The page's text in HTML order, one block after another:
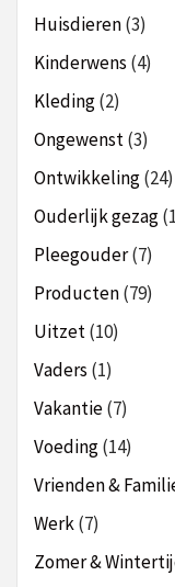
Huisdieren(3)
Kinderwens (4)
Kleding(2)
Ongewenst(3)
Ontwikkeling(24)
Ouderlijk gezag
Pleegouder(7)
Producten(79)
Uitzet(10)
Vaders (1)
Vakantie(7)
Voeding(14)
Vrienden &
Werk(7)
Zomer &